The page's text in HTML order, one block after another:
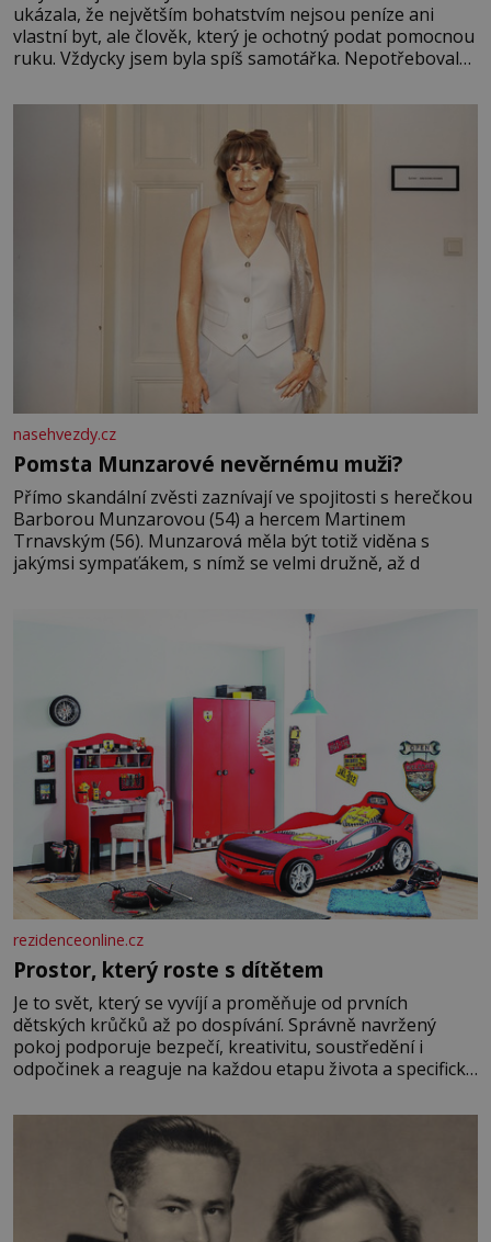
ukázala, že největším bohatstvím nejsou peníze ani
vlastní byt, ale člověk, který je ochotný podat pomocnou
ruku. Vždycky jsem byla spíš samotářka. Nepotřebovala
mi knihy, práce a hlavně klid. Hned po studiích jsem
nasehvezdy.cz
Pomsta Munzarové nevěrnému muži?
Přímo skandální zvěsti zaznívají ve spojitosti s herečkou
Barborou Munzarovou (54) a hercem Martinem
Trnavským (56). Munzarová měla být totiž viděna s
jakýmsi sympaťákem, s nímž se velmi družně, až d
rezidenceonline.cz
Prostor, který roste s dítětem
Je to svět, který se vyvíjí a proměňuje od prvních
dětských krůčků až po dospívání. Správně navržený
pokoj podporuje bezpečí, kreativitu, soustředění i
odpočinek a reaguje na každou etapu života a specifické
měkkost a bezpečí, proto by pokoj miminka měl působit
především klidně a útulně. Předškolní věk je